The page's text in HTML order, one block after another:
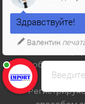
заполнение
владельцев
Присланное
заполненной
на сообщение
Здравствуйте!
Валентин